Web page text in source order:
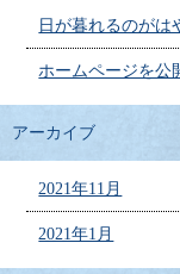
日が暮れるのがは
ホームページを公
アーカイブ
2021年11月
2021年1月